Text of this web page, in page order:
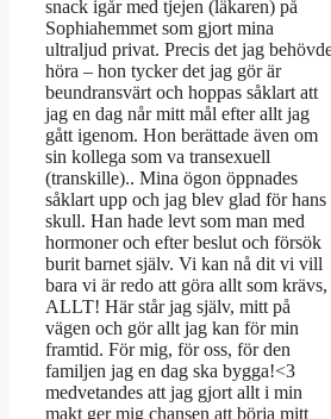
snack igår med tjejen (läkaren) på
Sophiahemmet som gjort mina
ultraljud privat. Precis det jag
höra – hon tycker det jag gör är
beundransvärt och hoppas såklart att
jag en dag når mitt mål efter allt jag
gått igenom. Hon berättade även om
sin kollega som va transexuell
(transkille).. Mina ögon öppnades
såklart upp och jag blev glad för hans
skull. Han hade levt som man med
hormoner och efter beslut och försök
burit barnet själv. Vi kan nå dit vi vill
bara vi är redo att göra allt som krävs,
ALLT! Här står jag själv, mitt på
vägen och gör allt jag kan för min
framtid. För mig, för oss, för den
familjen jag en dag ska bygga!<3
medvetandes att jag gjort allt i min
makt ger mig chansen att börja mitt